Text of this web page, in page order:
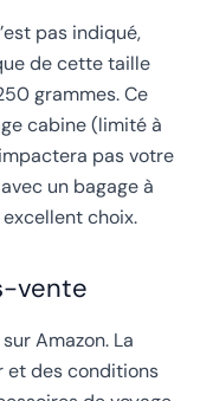
pas indiqué,
de cette taille
grammes. Ce
cabine (limité à
pas votre
un bagage à
choix.
vente
Amazon. La
et des conditions